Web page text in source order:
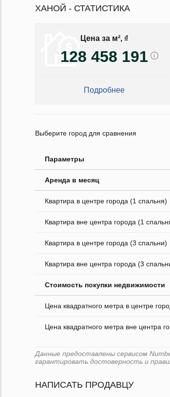
ХАНОЙ - СТАТИСТИКА
Цена за м², ₫
128 458 191
Подробнее
Выберите город для сравнения
Параметры
Аренда в месяц
Квартира в центре города (1 спальня)
Квартира вне центра города (1
Квартира в центре города (3 спальни)
Квартира вне центра города (3
Стоимость покупки недвижимости
Цена квадратного метра в центре
Цена квадратного метра вне центра
Данные предоставлены сервисом
гарантировать достоверность и
НАПИСАТЬ ПРОДАВЦУ